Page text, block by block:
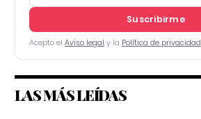
Suscribirme
Acepto el Aviso legal y la Política de privacidad
LAS MÁS LEÍDAS